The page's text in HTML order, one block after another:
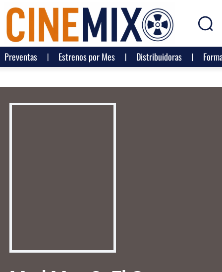
Preventas Estrenos por Mes Distribuidoras